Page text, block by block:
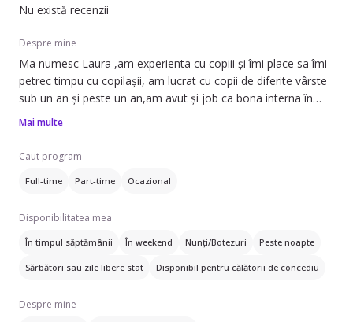
Nu există recenzii
Despre mine
Ma numesc Laura ,am experienta cu copiii și îmi place sa îmi
petrec timpu cu copilașii, am lucrat cu copii de diferite vârste
sub un an și peste un an,am avut și job ca bona interna în
străinătate .De asemenea lucrez și în curatenie la famili și in
Mai multe
Caut program
Full-time Part-time Ocazional
Disponibilitatea mea
În timpul săptămânii În weekend Nunți/Botezuri Peste noapte
Sărbători sau zile libere stat Disponibil pentru călătorii de concediu
Despre mine